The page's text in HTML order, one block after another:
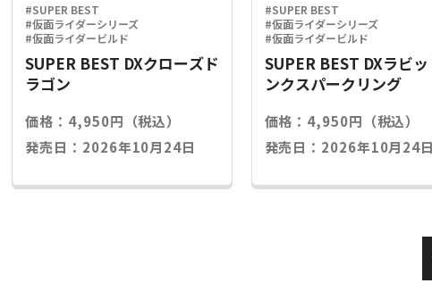
#SUPER BEST
#仮面ライダーシリーズ
#仮面ライダービルド
SUPER BEST DXクローズド
ラゴン
価格：4,950円（税込）
発売日：2026年10月24日
#SUPER BEST
#仮面ライダーシリーズ
#仮面ライダービルド
SUPER BEST DXラビッ
ンクスパークリング
価格：4,950円（税込）
発売日：2026年10月24日